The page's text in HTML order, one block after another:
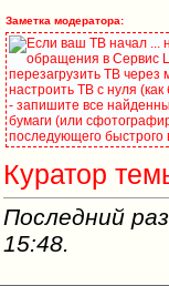
Заметка модератора:
Если ваш ТВ начал ...
обращения в Сервис
перезагрузить ТВ
настроить ТВ с нуля
- запишите все
бумаги (или
последующего быстрого
Куратор
Последний
15:48.